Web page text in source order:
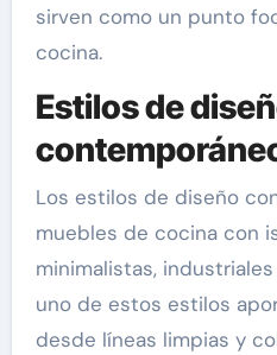
sirven como un punto
cocina.
Estilos de
Los estilos de diseño
muebles de cocina con
minimalistas,
uno de estos estilos
desde líneas limpias y